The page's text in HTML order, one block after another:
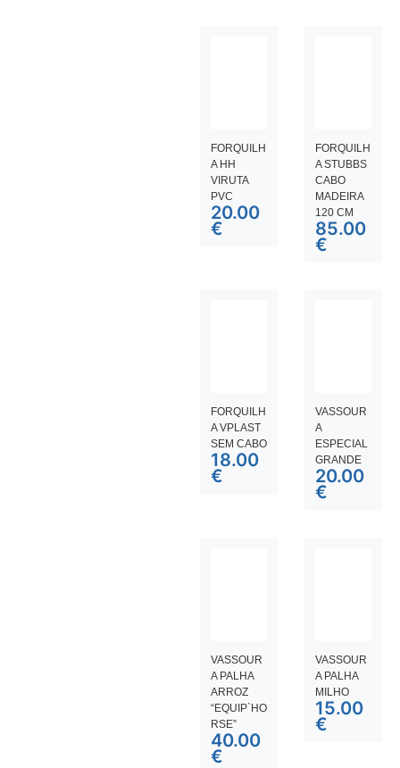
FORQUILH
A HH
VIRUTA
PVC
20.00
€
FORQUILH
A STUBBS
CABO
MADEIRA
120 CM
85.00
€
FORQUILH
A VPLAST
SEM CABO
18.00
€
VASSOUR
A
ESPECIAL
GRANDE
20.00
€
VASSOUR
A PALHA
ARROZ
“EQUIP`HO
RSE”
40.00
€
VASSOUR
A PALHA
MILHO
15.00
€